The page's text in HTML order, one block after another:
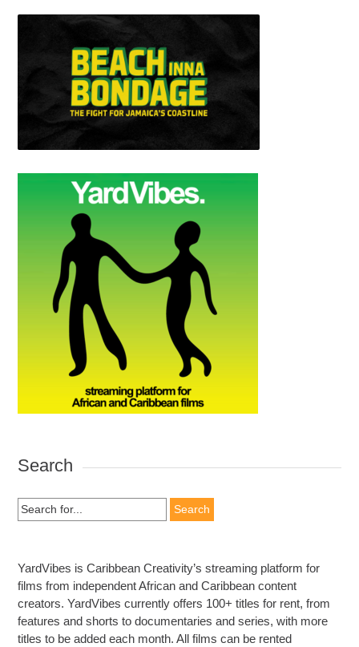
Search
Search
for:
YardVibes is Caribbean Creativity’s streaming platform for
films from independent African and Caribbean content
creators. YardVibes currently offers 100+ titles for rent, from
features and shorts to documentaries and series, with more
titles to be added each month. All films can be rented